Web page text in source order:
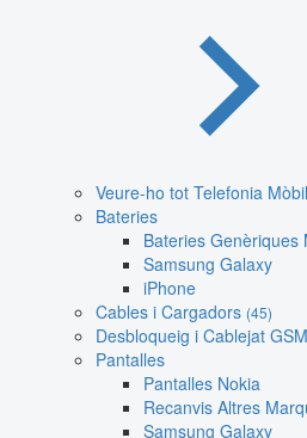
Veure-ho tot Telefonia
Bateries
Bateries Genèriques
Samsung Galaxy
iPhone
Cables i Cargadors (45)
Desbloqueig i Cablejat GSM
Pantalles
Pantalles Nokia
Recanvis Altres
Samsung Galaxy